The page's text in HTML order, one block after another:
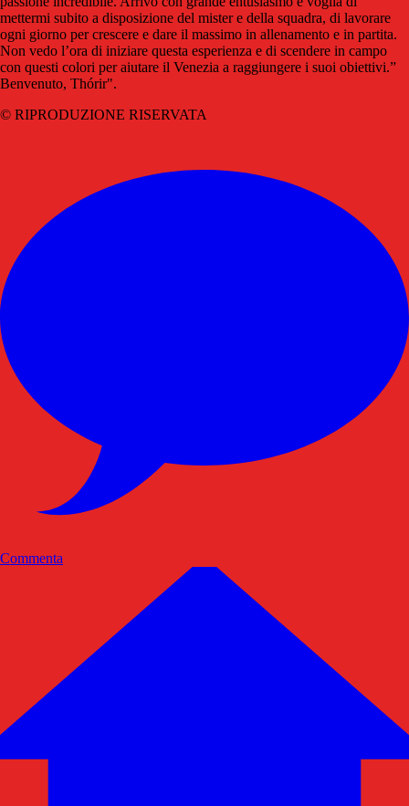
mettermi subito a disposizione del mister e della squadra, di lavorare
ogni giorno per crescere e dare il massimo in allenamento e in partita.
Non vedo l’ora di iniziare questa esperienza e di scendere in campo
con questi colori per aiutare il Venezia a raggiungere i suoi obiettivi.”
Benvenuto, Thórir".
© RIPRODUZIONE RISERVATA
Commenta